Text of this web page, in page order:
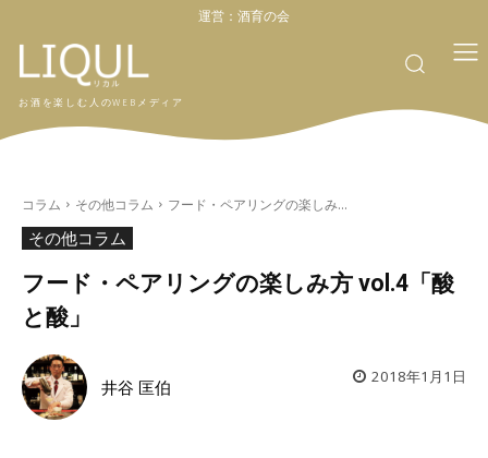
運営： 酒育の会
お酒を楽しむ人のWEBメディア
コラム その他コラム フード・ペアリングの楽しみ...
その他コラム
フード・ペアリングの楽しみ方 vol.4「酸
と酸」
井谷 匡伯 2018年1月1日